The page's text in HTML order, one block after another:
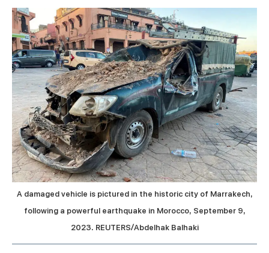
A damaged vehicle is pictured in the historic city of Marrakech,
following a powerful earthquake in Morocco, September 9,
2023. REUTERS/Abdelhak Balhaki